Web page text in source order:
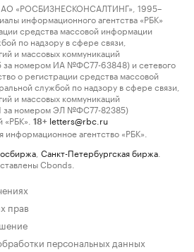
«РОСБИЗНЕСКОНСАЛТИНГ», 1995–
информационного агентства «РБК»
средства массовой информации
по надзору в сфере связи,
и массовых коммуникаций
за номером ИА №ФС77-63848) и сетевого
о регистрации средства массовой
службой по надзору в сфере связи,
и массовых коммуникаций
за номером ЭЛ №ФС77-82385)
18+ letters@rbc.ru
информационное агентство «РБК».
Санкт-Петербургская биржа
Cbonds.
прав
персональных данных